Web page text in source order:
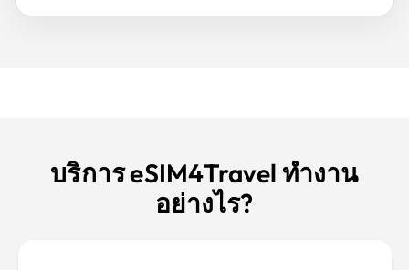
บริการ eSIM4Travel ทำงาน
อย่างไร?